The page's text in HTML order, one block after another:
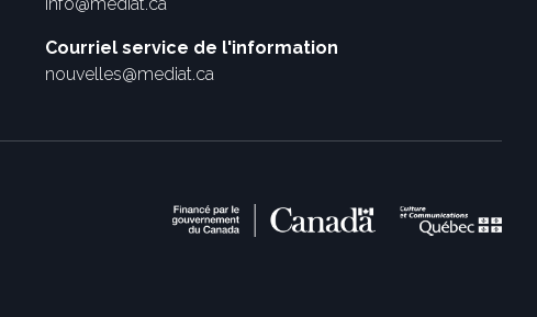
Courriel service de l'information
nouvelles@mediat.ca